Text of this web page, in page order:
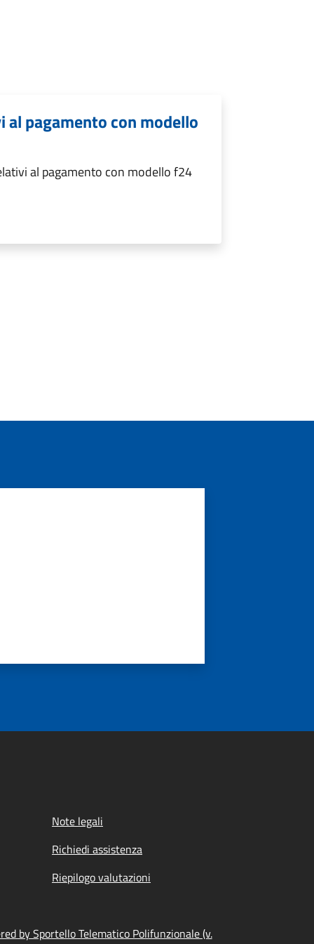
pagamento con modello
al pagamento con modello f24
Note legali
Richiedi assistenza
Riepilogo valutazioni
by Sportello Telematico Polifunzionale (v.